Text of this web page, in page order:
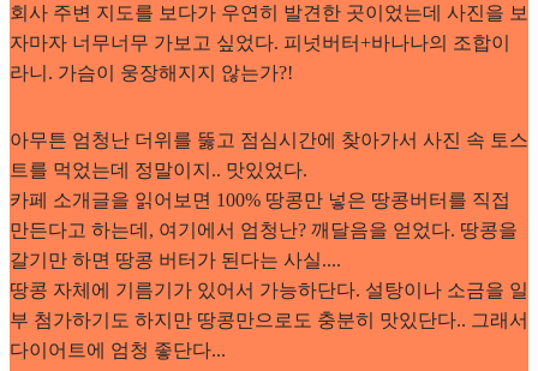
회사 주변 지도를 보다가 우연히 발견한 곳이었는데 사진을 보
자마자 너무너무 가보고 싶었다. 피넛버터+바나나의 조합이
라니. 가슴이 웅장해지지 않는가?!
아무튼 엄청난 더위를 뚫고 점심시간에 찾아가서 사진 속 토스
트를 먹었는데 정말이지.. 맛있었다.
카페 소개글을 읽어보면 100% 땅콩만 넣은 땅콩버터를 직접
만든다고 하는데, 여기에서 엄청난? 깨달음을 얻었다. 땅콩을
갈기만 하면 땅콩 버터가 된다는 사실....
땅콩 자체에 기름기가 있어서 가능하단다. 설탕이나 소금을 일
부 첨가하기도 하지만 땅콩만으로도 충분히 맛있단다.. 그래서
다이어트에 엄청 좋단다...